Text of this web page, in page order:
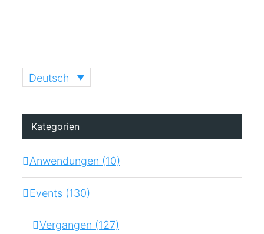
Deutsch
Kategorien
Anwendungen (10)
Events (130)
Vergangen (127)